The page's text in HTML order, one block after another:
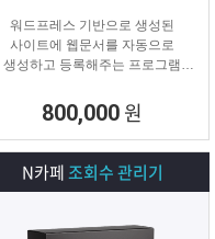
워드프레스 기반으로 생성된
사이트에 웹문서를 자동으로
생성하고 등록해주는 프로그램
800,000 원
N카페조회수 관리기